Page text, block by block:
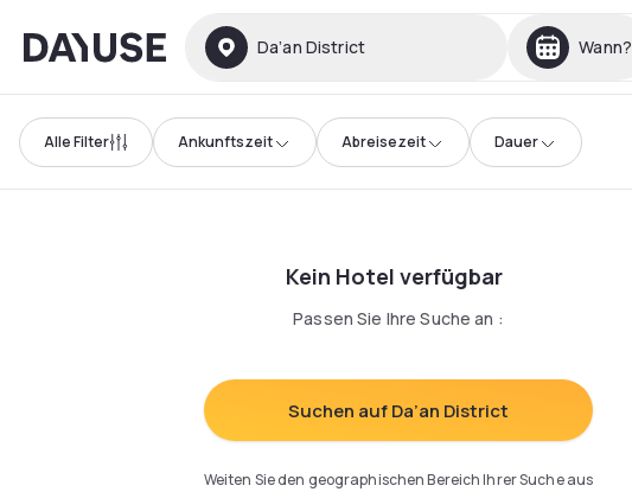
Dayuse Da’an District Wann?
Alle Filter Ankunftszeit Abreisezeit Dauer
Kein Hotel verfügbar
Passen Sie Ihre Suche an :
Suchen auf Da’an District
Weiten Sie den geographischen Bereich Ihrer Suche aus